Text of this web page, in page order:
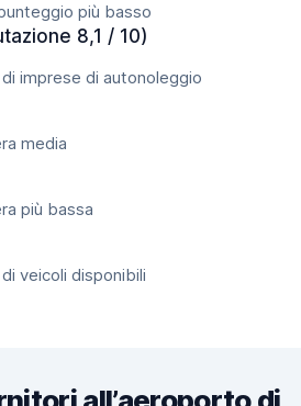
più basso
8,1 / 10)
imprese di autonoleggio
media
più bassa
veicoli disponibili